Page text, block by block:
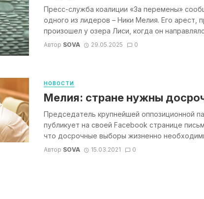
Пресс-служба коалиции «За перемены»
одного из лидеров – Ники Мелия. Его арест,
произошел у озера Лиси, когда он
Автор SOVA 29.05.2025 0
НОВОСТИ
Мелия: стране нужны
Председатель крупнейшей оппозиционной
публикует на своей Facebook странице
что досрочные выборы жизненно
Автор SOVA 15.03.2021 0